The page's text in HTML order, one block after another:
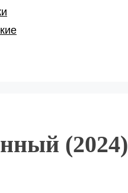
(2024)